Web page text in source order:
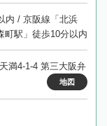
内 / 京阪線「北浜
町駅」徒歩10分以内
満4-1-4 第三大阪弁
地図